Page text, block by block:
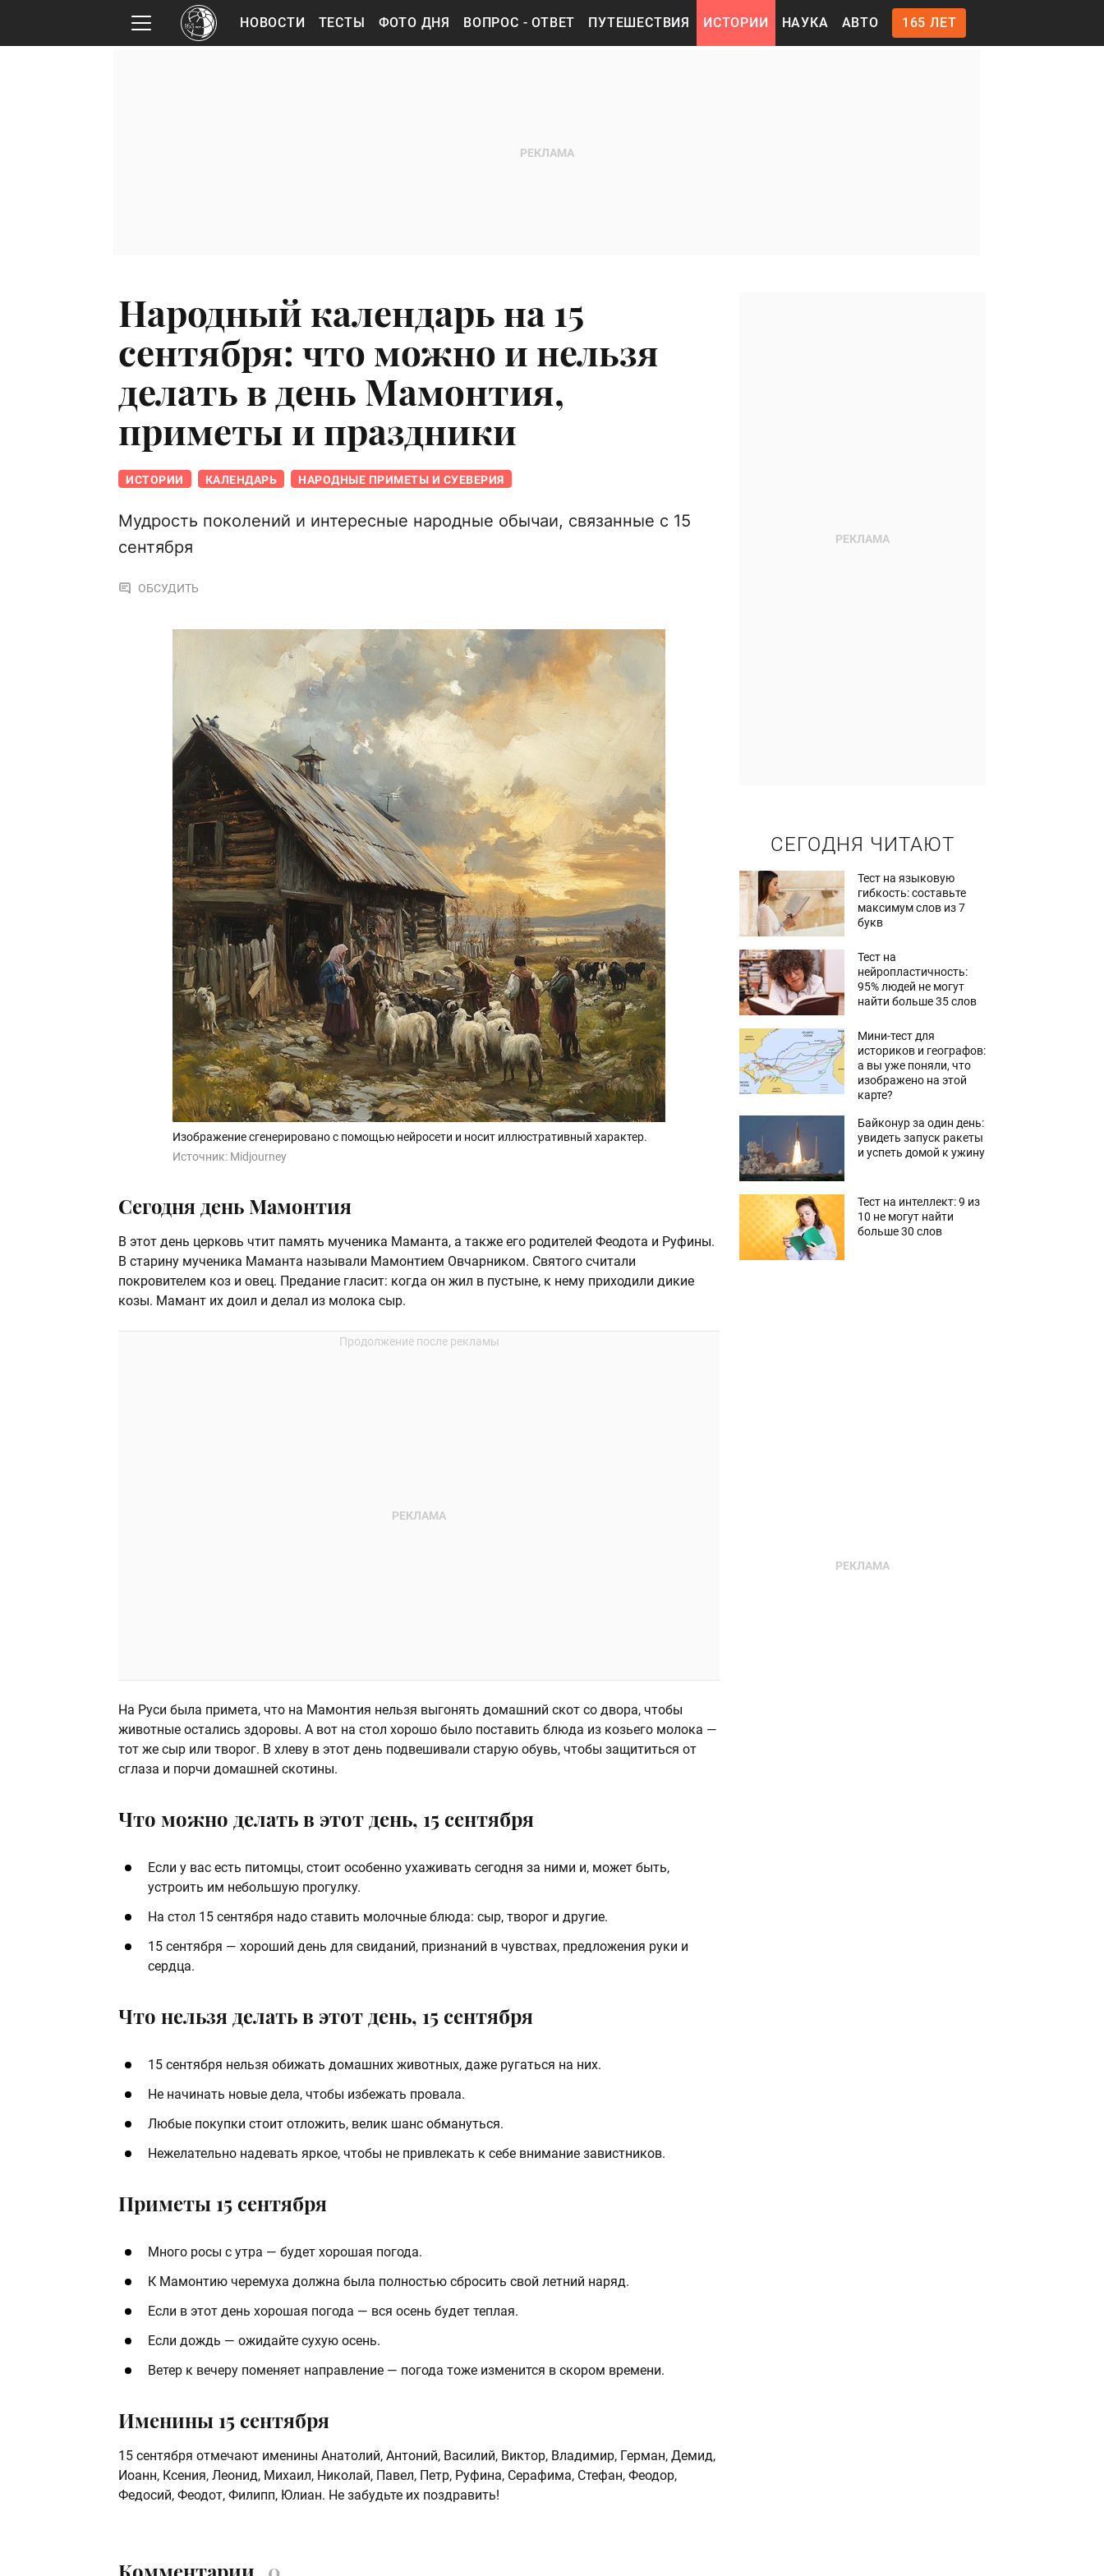
НОВОСТИ ТЕСТЫ ФОТО ДНЯ ВОПРОС - ОТВЕТ ПУТЕШЕСТВИЯ ИСТОРИИ НАУКА АВТО 165 ЛЕТ
Народный календарь на 15
сентября: что можно и нельзя
делать в день Мамонтия,
приметы и праздники
ИСТОРИИ КАЛЕНДАРЬ НАРОДНЫЕ ПРИМЕТЫ И СУЕВЕРИЯ
Мудрость поколений и интересные народные обычаи, связанные с 15
сентября
ОБСУДИТЬ
Изображение сгенерировано с помощью нейросети и носит иллюстративный характер.
Источник: Midjourney
Сегодня день Мамонтия
В этот день церковь чтит память мученика Маманта, а также его родителей Феодота и Руфины.
В старину мученика Маманта называли Мамонтием Овчарником. Святого считали
покровителем коз и овец. Предание гласит: когда он жил в пустыне, к нему приходили дикие
козы. Мамант их доил и делал из молока сыр.
На Руси была примета, что на Мамонтия нельзя выгонять домашний скот со двора, чтобы
животные остались здоровы. А вот на стол хорошо было поставить блюда из козьего молока —
тот же сыр или творог. В хлеву в этот день подвешивали старую обувь, чтобы защититься от
сглаза и порчи домашней скотины.
Что можно делать в этот день, 15 сентября
Если у вас есть питомцы, стоит особенно ухаживать сегодня за ними и, может быть,
устроить им небольшую прогулку.
На стол 15 сентября надо ставить молочные блюда: сыр, творог и другие.
15 сентября — хороший день для свиданий, признаний в чувствах, предложения руки и
сердца.
Что нельзя делать в этот день, 15 сентября
15 сентября нельзя обижать домашних животных, даже ругаться на них.
Не начинать новые дела, чтобы избежать провала.
Любые покупки стоит отложить, велик шанс обмануться.
Нежелательно надевать яркое, чтобы не привлекать к себе внимание завистников.
Приметы 15 сентября
Много росы с утра — будет хорошая погода.
К Мамонтию черемуха должна была полностью сбросить свой летний наряд.
Если в этот день хорошая погода — вся осень будет теплая.
Если дождь — ожидайте сухую осень.
Ветер к вечеру поменяет направление — погода тоже изменится в скором времени.
Именины 15 сентября
15 сентября отмечают именины Анатолий, Антоний, Василий, Виктор, Владимир, Герман, Демид,
Иоанн, Ксения, Леонид, Михаил, Николай, Павел, Петр, Руфина, Серафима, Стефан, Феодор,
Федосий, Феодот, Филипп, Юлиан. Не забудьте их поздравить!
СЕГОДНЯ ЧИТАЮТ
Тест на языковую
гибкость: составьте
максимум слов из 7
букв
Тест на
нейропластичность:
95% людей не могут
найти больше 35 слов
Мини-тест для
историков и географов:
а вы уже поняли, что
изображено на этой
карте?
Байконур за один день:
увидеть запуск ракеты
и успеть домой к ужину
Тест на интеллект: 9 из
10 не могут найти
больше 30 слов